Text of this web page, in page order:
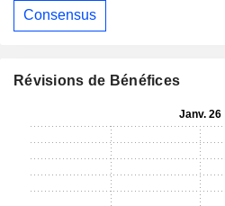
Consensus
Révisions de Bénéfices